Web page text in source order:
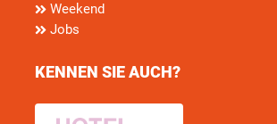
Weekend
Jobs
KENNEN SIE AUCH?